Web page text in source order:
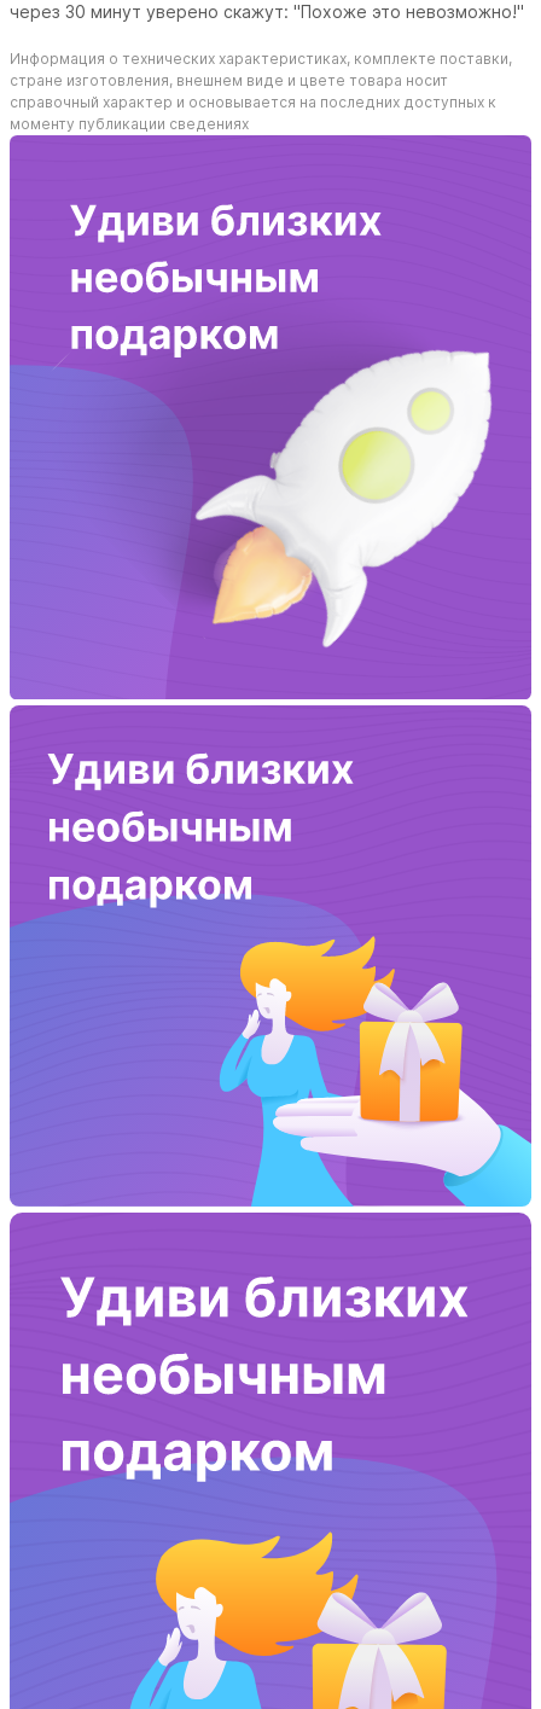
через 30 минут уверено скажут: "Похоже это невозможно!"
Информация о технических характеристиках, комплекте поставки,
стране изготовления, внешнем виде и цвете товара носит
справочный характер и основывается на последних доступных к
моменту публикации сведениях